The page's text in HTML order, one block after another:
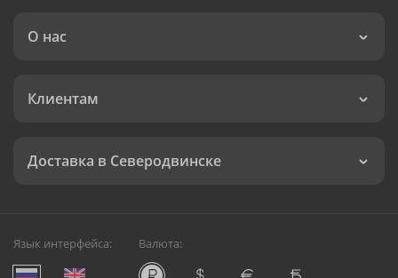
О нас
Клиентам
Доставка в Северодвинске
Язык интерфейса: Валюта: